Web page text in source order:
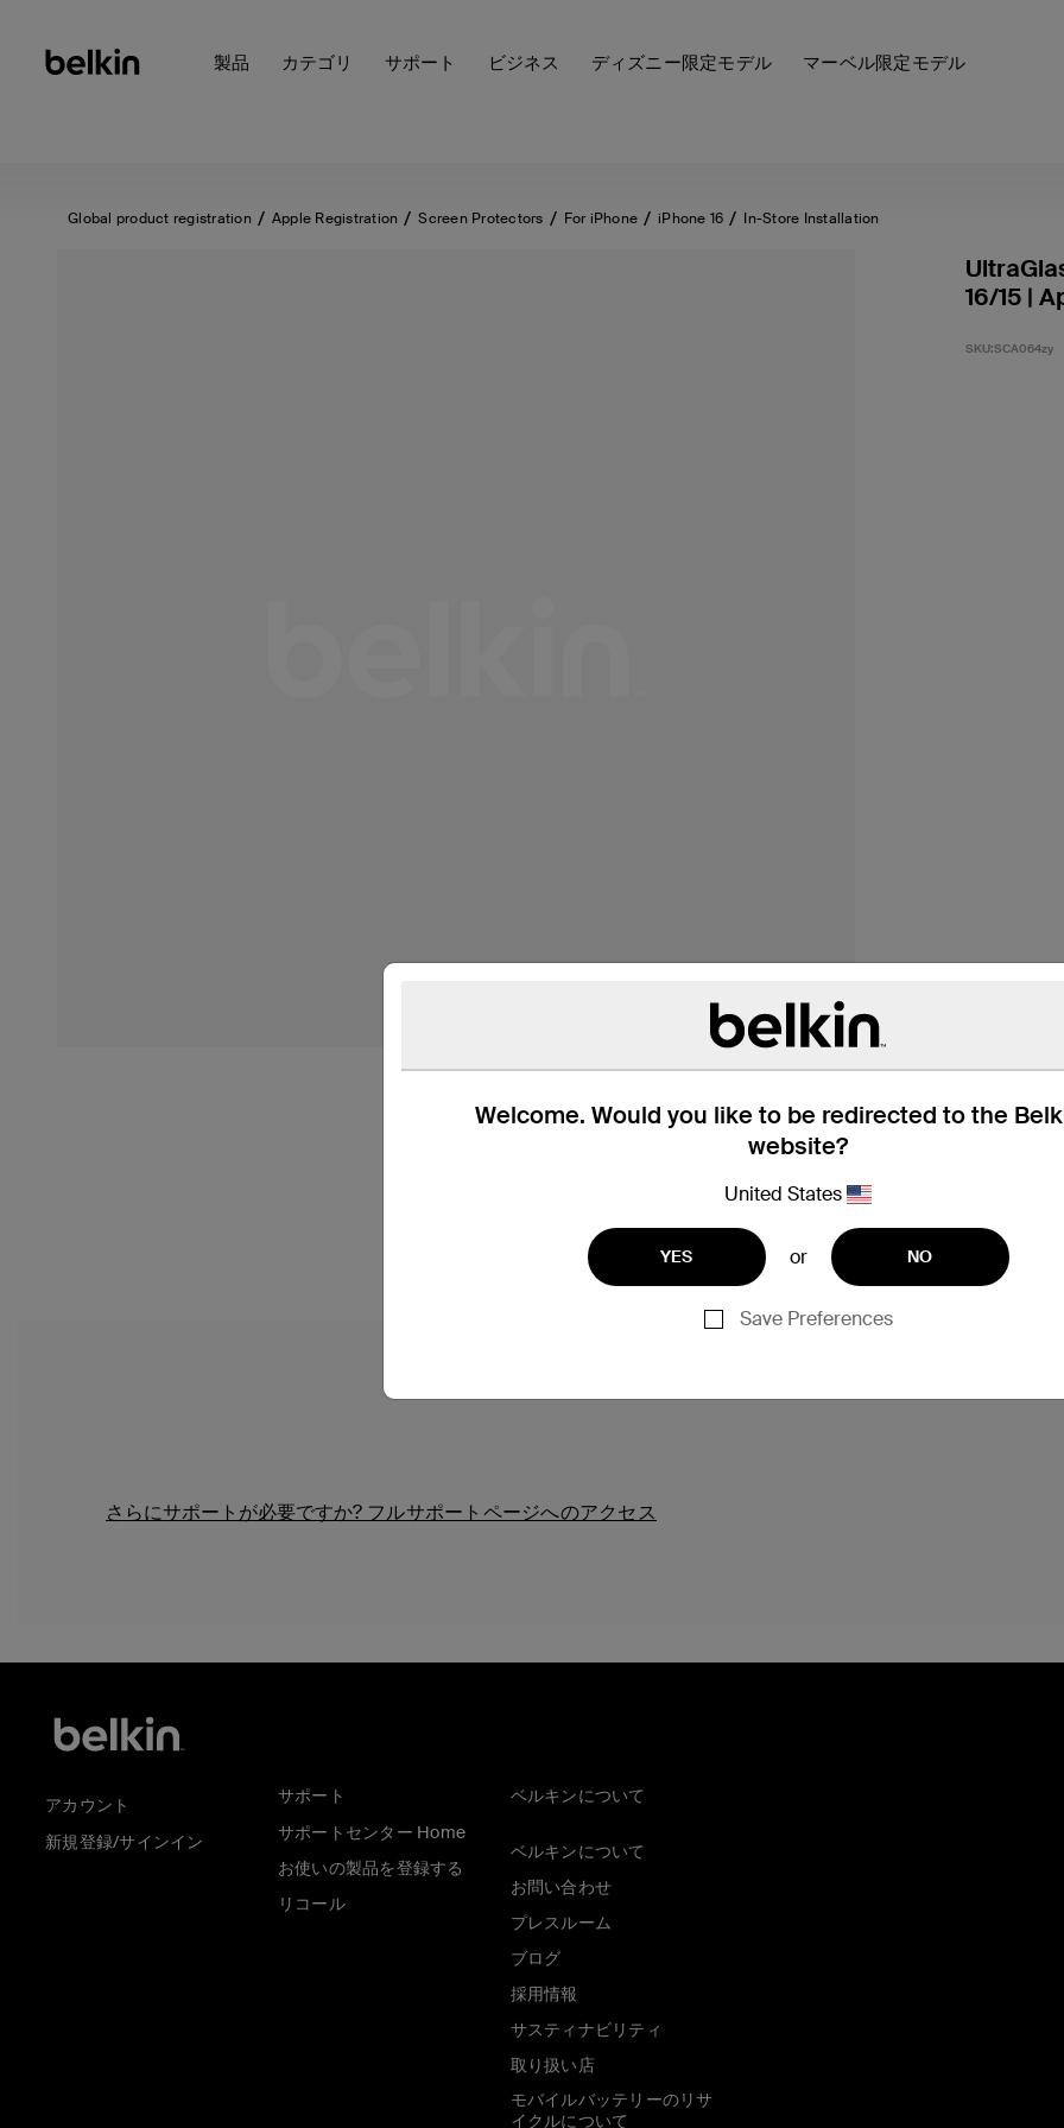
製品 カテゴリ サポート ビジネス ディズニー限定モデル マーベル限定モデル
Welcome. Would you like to be redirected to the
website?
United States
YES or NO
Save Preferences
Global product registration Apple Registration Screen Protectors For iPhone iPhone 16 In-Store Installation
16/15 |
SKU:SCA064zy
さらにサポートが必要ですか? フルサポートページへのアクセス
アカウント
新規登録/サインイン
サポート
サポートセンター Home
お使いの製品を登録する
リコール
ベルキンについて
ベルキンについて
お問い合わせ
プレスルーム
ブログ
採用情報
サスティナビリティ
取り扱い店
モバイルバッテリーのリサ
イクルについて